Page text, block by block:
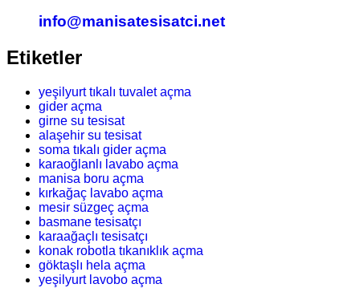
info@manisatesisatci.net
Etiketler
yeşilyurt tıkalı tuvalet açma
gider açma
girne su tesisat
alaşehir su tesisat
soma tıkalı gider açma
karaoğlanlı lavabo açma
manisa boru açma
kırkağaç lavabo açma
mesir süzgeç açma
basmane tesisatçı
karaağaçlı tesisatçı
konak robotla tıkanıklık açma
göktaşlı hela açma
yeşilyurt lavobo açma